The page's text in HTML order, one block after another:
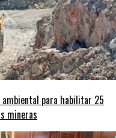
para habilitar 25
mineras